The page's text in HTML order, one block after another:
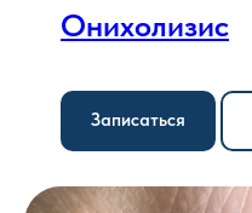
Онихолизис
Записаться